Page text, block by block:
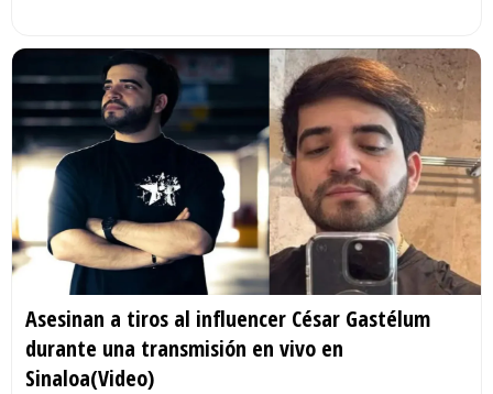
Asesinan a tiros al influencer César Gastélum
durante una transmisión en vivo en
Sinaloa(Video)